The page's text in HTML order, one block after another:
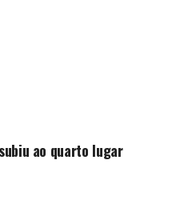
ao quarto lugar